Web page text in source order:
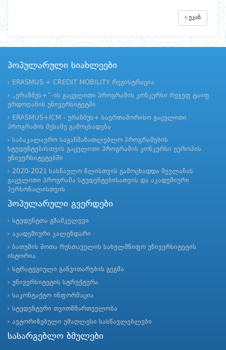
უკან
პოპულარული სიახლეები
ERASMUS + CREDIT MOBILITY რეგისტრაცია
„ერაზმუს+“-ის გაცვლითი პროგრამის კონკურსი რეჯეფ ტაიფ
ერდოღანის უნივერსიტეტში
ERASMUS+ICM - ერაზმუს+ საერთაშორისო გაცვლითი
პროგრამის მესამე გამოცხადება
საბაკალავრო საგანმანათლებლო პროგრამების
სტუდენტებისთვის გაცვლითი პროგრამის კონკურსი ევროპის
უნივერსიტეტებში
2020-2021 სასწავლო წლისთვის გამოცხადდა მევლანას
გაცვლითი პროგრამა სტუდენტებისათვის და აკადემიური
პერსონალისთვის
პოპულარული გვერდები
სტუდენტთა გზამკვლევი
აკადემიური კალენდარი
ბათუმის შოთა რუსთაველის სახელმწიფო უნივერსიტეტის
ისტორია
სტრატეგიული განვითარების გეგმა
უნივერსიტეტის სტრუქტურა
საკონტაქტო ინფორმაცია
სტუდენტური თვითმმართველობა
ავტორიზებული უმაღლესი სასწავლებლები
სასარგებლო ბმულები